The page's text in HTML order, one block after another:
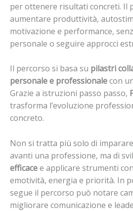
per ottenere risultati concreti. Il
aumentare produttività,
motivazione e performance,
personale o seguire approcci
Il percorso si basa su pilastri
personale e professionalecon
Grazie a istruzioni passo passo,
trasforma l’evoluzione
concreto.
Non si tratta più solo di
avanti una professione, ma di
efficacee applicare strumenti
emotività, energia e priorità. In
segue il percorso può notare
migliorare comunicazione e